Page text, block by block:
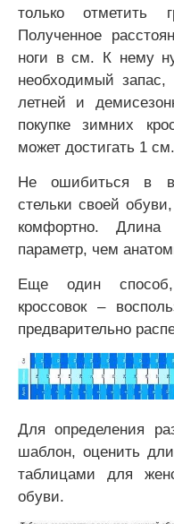
только отметить
Полученное
ноги в см. К нему
необходимый
летней и
покупке зимних
может достигать 1 см.
Не ошибиться в
стельки своей
комфортно.
параметр, чем
Еще один
кроссовок –
предварительно
Для определения
шаблон, оценить
таблицами для
обуви.